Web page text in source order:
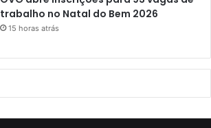
trabalho no Natal do Bem 2026
15 horas atrás